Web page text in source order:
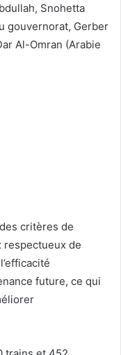
Snohetta
gouvernorat, Gerber
Al-Omran (Arabie
critères de
respectueux de
future, ce qui